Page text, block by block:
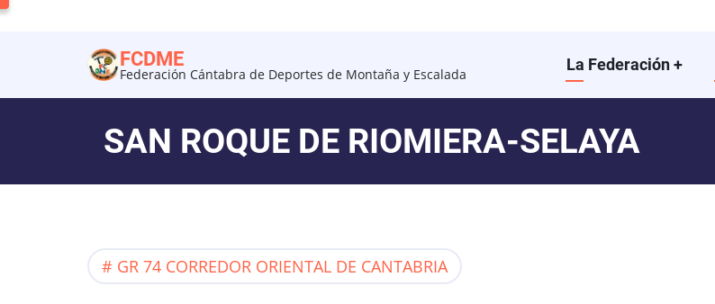
contenido
principal
FCDME
Federación Cántabra de Deportes de Montaña y Escalada
Main
La Federación+
SAN ROQUE DE RIOMIERA-SELAYA
GR 74 CORREDOR ORIENTAL DE CANTABRIA